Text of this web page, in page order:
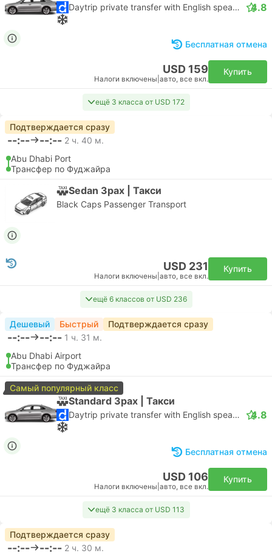
Daytrip private transfer with English speaking driver 4.8
Бесплатная отмена
USD 159
Налоги включены авто, все вкл.
Купить
ещё 3 класса от USD 172
Подтверждается сразу
--:-- --:-- 2 ч. 40 м.
Abu Dhabi Port
Трансфер по Фуджайра
Sedan 3pax | Такси
Black Caps Passenger Transport
USD 231
Налоги включены авто, все вкл.
Купить
ещё 6 классов от USD 236
Дешевый Быстрый Подтверждается сразу
--:-- --:-- 1 ч. 31 м.
Abu Dhabi Airport
Трансфер по Фуджайра
Самый популярный класс
Standard 3pax | Такси
Daytrip private transfer with English speaking driver 4.8
Бесплатная отмена
USD 106
Налоги включены авто, все вкл.
Купить
ещё 3 класса от USD 113
Подтверждается сразу
--:-- --:-- 2 ч. 30 м.